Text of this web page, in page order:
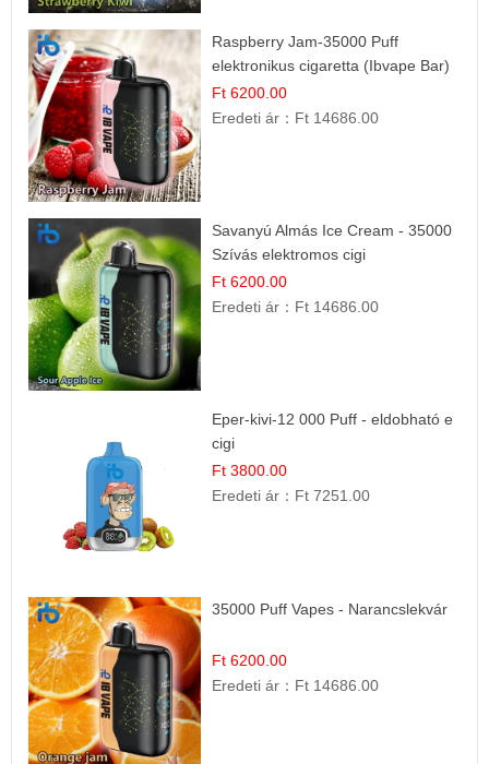
Raspberry Jam-35000 Puff
elektronikus cigaretta (Ibvape Bar)
Ft 6200.00
Eredeti ár： Ft 14686.00
Savanyú Almás Ice Cream - 35000
Szívás elektromos cigi
Ft 6200.00
Eredeti ár： Ft 14686.00
Eper-kivi-12 000 Puff - eldobható e
cigi
Ft 3800.00
Eredeti ár： Ft 7251.00
35000 Puff Vapes - Narancslekvár
Ft 6200.00
Eredeti ár： Ft 14686.00